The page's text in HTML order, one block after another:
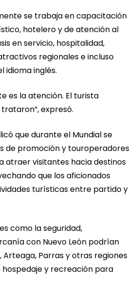
se trabaja en capacitación
hotelero y de atención al
en servicio, hospitalidad,
regionales e incluso
idioma inglés.
es la atención. El turista
expresó.
que durante el Mundial se
de promoción y touroperadores
atraer visitantes hacia destinos
que los aficionados
turísticas entre partido y
como la seguridad,
con Nuevo León podrían
Arteaga, Parras y otras regiones
y recreación para